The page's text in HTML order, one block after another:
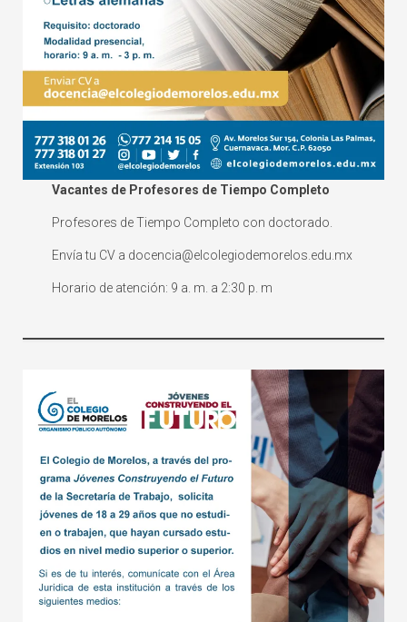
Vacantes de Profesores de Tiempo Completo
Profesores de Tiempo Completo con doctorado.
Envía tu CV a docencia@elcolegiodemorelos.edu.mx
Horario de atención: 9 a. m. a 2:30 p. m